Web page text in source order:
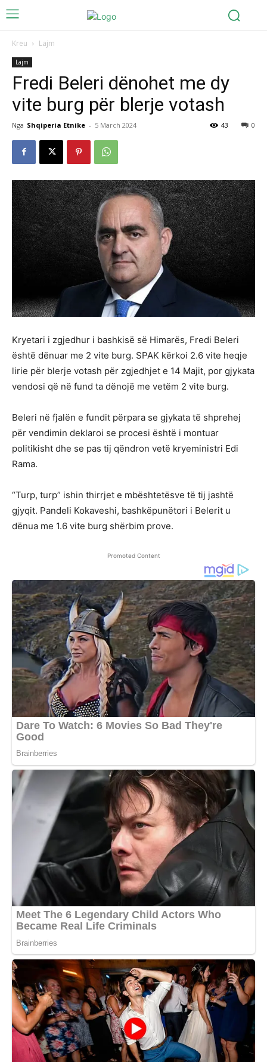
Kreu Lajm
Lajm
Fredi Beleri dënohet me dy
vite burg për blerje votash
Nga Shqiperia Etnike - 5 March 2024 0
43
Kryetari i zgjedhur i bashkisë së Himarës, Fredi Beleri
është dënuar me 2 vite burg. SPAK kërkoi 2.6 vite heqje
lirie për blerje votash për zgjedhjet e 14 Majit, por gjykata
vendosi që në fund ta dënojë me vetëm 2 vite burg.
Beleri në fjalën e fundit përpara se gjykata të shprehej
për vendimin deklaroi se procesi është i montuar
politikisht dhe se pas tij qëndron vetë kryeministri Edi
Rama.
“Turp, turp” ishin thirrjet e mbështetësve të tij jashtë
gjyqit. Pandeli Kokaveshi, bashkëpunëtori i Belerit u
dënua me 1.6 vite burg shërbim prove.
Promoted Content